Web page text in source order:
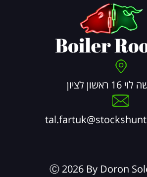
16 ראשון לציון
Ⓒ 2026 By Doron